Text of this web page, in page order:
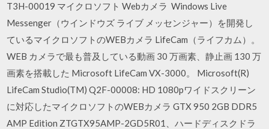
T3H-00019 マイクロソフト Webカメラ Windows Live
Messenger（ウインドウズ ライブ メッセンジャー）を開発し
ているマイクロソフトのWEBカメラ LifeCam（ライフカム）。
WEB カメラで最も普及している動画 30 万画素、静止画 130 万
画素を搭載した Microsoft LifeCam VX-3000。 Microsoft(R)
LifeCam Studio(TM) Q2F-00008: HD 1080pワイドスクリーン
に対応したマイクロソフトのWEBカメラ GTX 950 2GB DDR5
AMP Edition ZTGTX95AMP-2GD5R01、ハードディスクドラ